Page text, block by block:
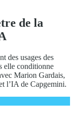
de la
des usages des
elle conditionne
Marion Gardais,
l’IA de Capgemini.